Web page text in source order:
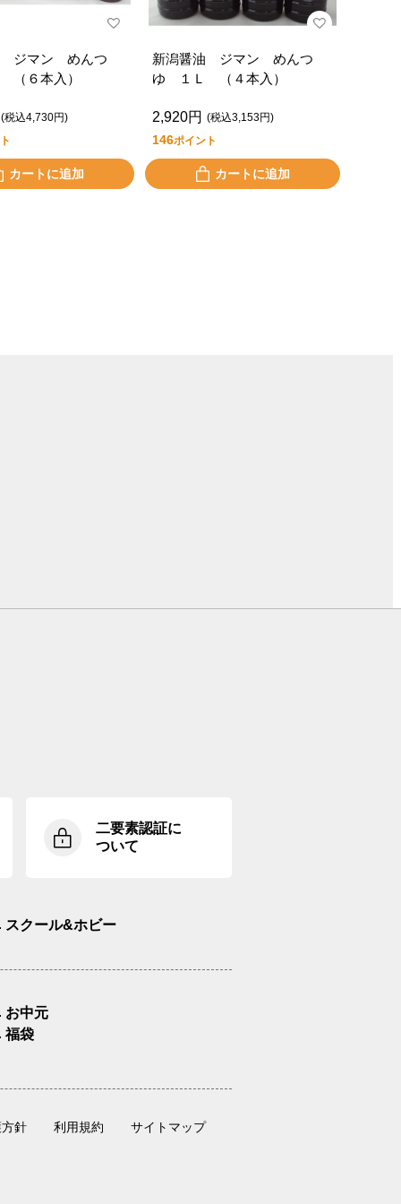
ジマン めんつ
６本入）
(税込4,730円)
カートに追加
新潟醤油 ジマン めんつ
ゆ １Ｌ （４本入）
2,920円 (税込3,153円)
146ポイント
カートに追加
二要素認証に
ついて
スクール&ホビー
お中元
福袋
針 利用規約 サイトマップ